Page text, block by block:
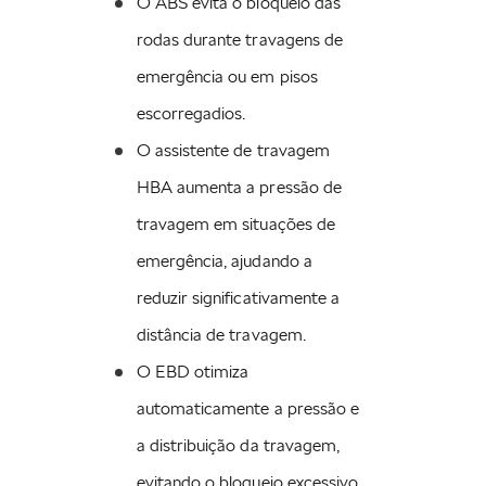
rodas durante travagens de
emergência ou em pisos
escorregadios.
O assistente de travagem
HBA aumenta a pressão de
travagem em situações de
emergência, ajudando a
reduzir significativamente a
distância de travagem.
O EBD otimiza
automaticamente a pressão e
a distribuição da travagem,
Bank Gmbh - Sucursal em Portugal. Para mais informações
*Chamada para Rede fixa Nacional
A potência máxima é determinada de acordo com a norma UN-GTR.21. A
estado de carga (EdC) mais elevado possível e a funcionar dentro do intervalo
condução e é influenciada por fatores que incluem a temperatura da bateria, o
Definições de Cookies